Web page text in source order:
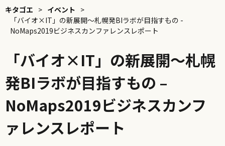
キタゴエ > イベント >
「バイオ×IT」の新展開～札幌発BIラボが目指すもの -
NoMaps2019ビジネスカンファレンスレポート
「バイオ×IT」の新展開～札幌
発BIラボが目指すもの –
NoMaps2019ビジネスカンフ
ァレンスレポート